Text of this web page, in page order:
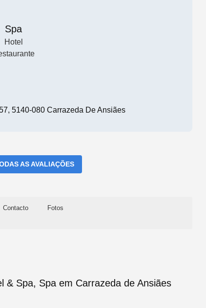
Spa
Hotel
5140-080 Carrazeda De Ansiães
AS AVALIAÇÕES
Contacto Fotos
& Spa, Spa em Carrazeda de Ansiães